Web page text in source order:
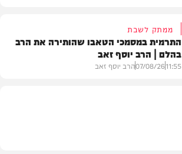
ממתק לשבת
התרמית במסמכי הטאבו שהותירה את הרב
בהלם | הרב יוסף זאב
11:55
07/08/26הרב יוסף זאב